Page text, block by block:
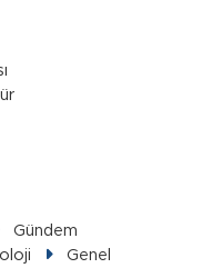
Gündem
Genel